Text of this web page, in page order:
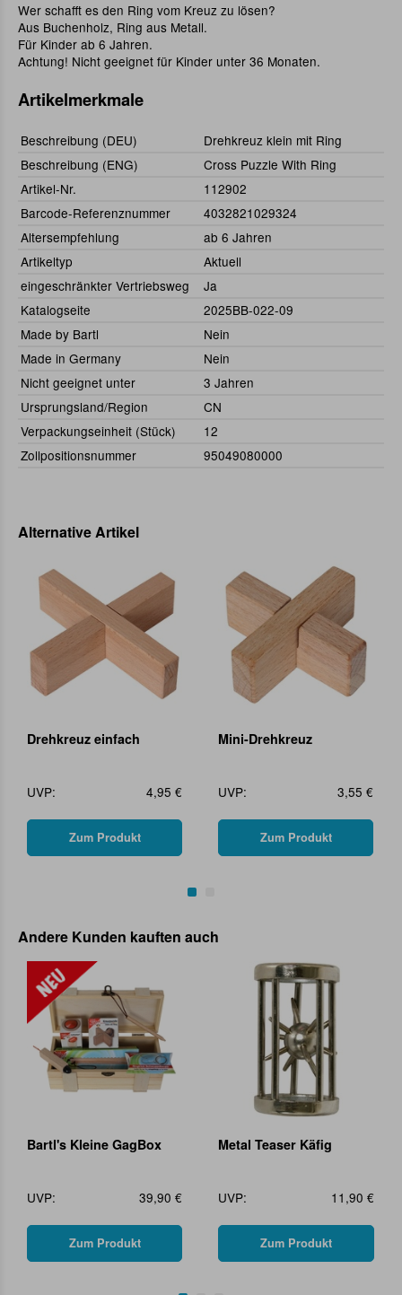
Wer schafft es den Ring vom Kreuz zu lösen?
Aus Buchenholz, Ring aus Metall.
Für Kinder ab 6 Jahren.
Achtung! Nicht geeignet für Kinder unter 36 Monaten.
Artikelmerkmale
Beschreibung (DEU)
Drehkreuz klein mit Ring
Beschreibung (ENG)
Cross Puzzle With Ring
Artikel-Nr.
112902
Barcode-Referenznummer
4032821029324
Altersempfehlung
ab 6 Jahren
Artikeltyp
Aktuell
eingeschränkter Vertriebsweg
Ja
Katalogseite
2025BB-022-09
Made by Bartl
Nein
Made in Germany
Nein
Nicht geeignet unter
3 Jahren
Ursprungsland/Region
CN
Verpackungseinheit (Stück)
12
Zollpositionsnummer
95049080000
Alternative Artikel
Drehkreuz einfach
UVP: 4,95 €
Zum Produkt
Mini-Drehkreuz
UVP: 3,55 €
Zum Produkt
Andere Kunden kauften auch
Bartl's Kleine GagBox
UVP: 39,90 €
Zum Produkt
Metal Teaser Käfig
UVP: 11,90 €
Zum Produkt